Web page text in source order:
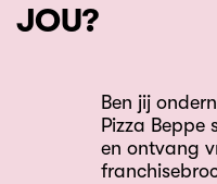
JOU?
Ben jij
Pizza Beppe
en ontvang